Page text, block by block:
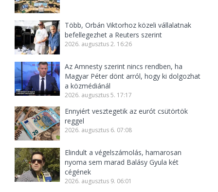
Több, Orbán Viktorhoz közeli vállalatnak
befellegezhet a Reuters szerint
2026. augusztus 2. 16:26
Az Amnesty szerint nincs rendben, ha
Magyar Péter dönt arról, hogy ki dolgozhat
a közmédiánál
2026. augusztus 5. 17:17
Ennyiért vesztegetik az eurót csütörtök
reggel
2026. augusztus 6. 07:08
Elindult a végelszámolás, hamarosan
nyoma sem marad Balásy Gyula két
cégének
2026. augusztus 9. 06:01